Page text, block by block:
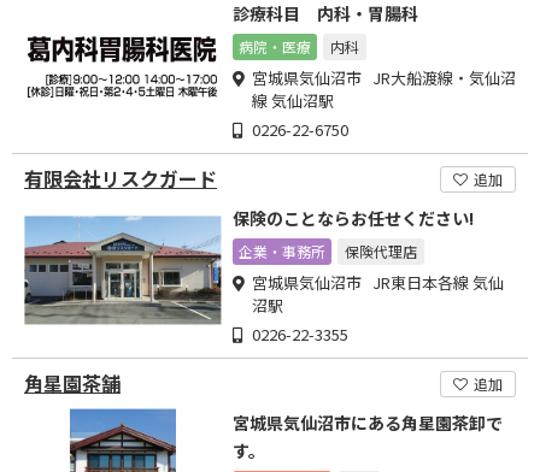
診療科目 内科・胃腸科
病院・医療 内科
宮城県気仙沼市 JR大船渡線・気仙沼
線 気仙沼駅
0226-22-6750
有限会社リスクガード 追加
保険のことならお任せください!
企業・事務所 保険代理店
宮城県気仙沼市 JR東日本各線 気仙
沼駅
0226-22-3355
角星園茶舗 追加
宮城県気仙沼市にある角星園茶卸で
す。